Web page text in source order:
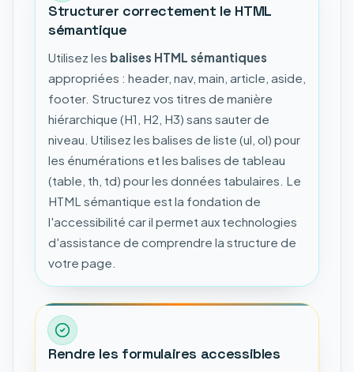
Structurer correctement le HTML
sémantique
Utilisez les balises HTML sémantiques
appropriées : header, nav, main, article, aside,
footer. Structurez vos titres de manière
hiérarchique (H1, H2, H3) sans sauter de
niveau. Utilisez les balises de liste (ul, ol) pour
les énumérations et les balises de tableau
(table, th, td) pour les données tabulaires. Le
HTML sémantique est la fondation de
l'accessibilité car il permet aux technologies
d'assistance de comprendre la structure de
votre page.
Rendre les formulaires accessibles